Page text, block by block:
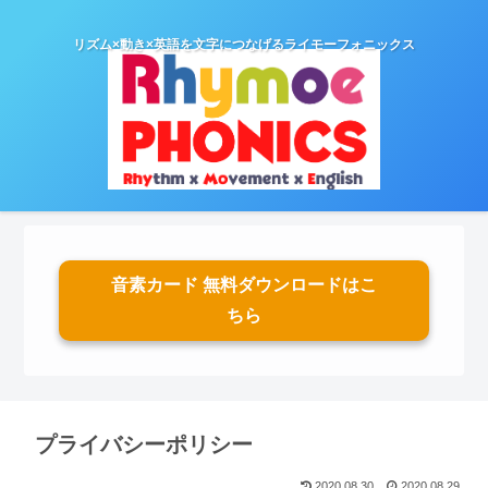
リズム×動き×英語を文字につなげるライモーフォニックス
音素カード 無料ダウンロードはこ
ちら
プライバシーポリシー